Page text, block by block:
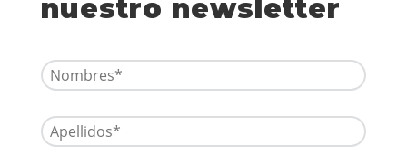
nuestro newsletter